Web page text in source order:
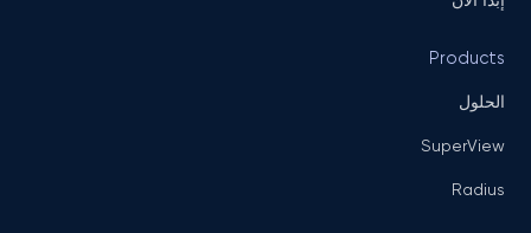
Products
الحلول
SuperView
Radius